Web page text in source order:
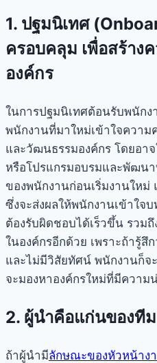
1. ปฐมนิเทศ
ครอบคลุม เพื่อสร้าง
องค์กร
ในการปฐมนิเทศต้อนรับพนักง
พนักงานที่มาใหม่เข้าใจควา
และวัฒนธรรมองค์กร โดยอา
หรือโปรแกรมอบรมและพัฒน
ของพนักงานก่อนเริ่มงานใหม่
ซึ่งจะส่งผลให้พนักงานเข้าใ
ต้องรับผิดชอบได้เร็วขึ้น รวม
ในองค์กรอีกด้วย เพราะถ้ารู้สึ
และไม่มีวิสัยทัศน์ พนักงานก็จ
จะมองหาองค์กรใหม่ที่มีความ
2. ผู้นำคือแก่นของทีม
ถ้าผู้นำมีลักษณะของหัวหน้าง